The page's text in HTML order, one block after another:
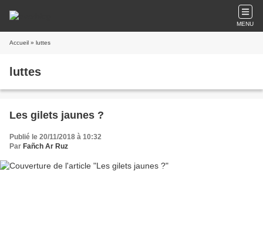
MENU
Accueil » luttes
luttes
Les gilets jaunes ?
Publié le 20/11/2018 à 10:32
Par Fañch Ar Ruz